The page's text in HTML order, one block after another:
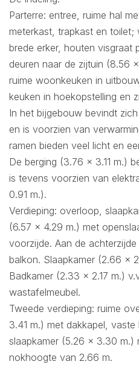
Parterre: entree, ruime hal
meterkast, trapkast en toilet;
brede erker, houten visgraat
deuren naar de zijtuin (8.56
ruime woonkeuken in
keuken in hoekopstelling en
In het bijgebouw bevindt
en is voorzien van
ramen bieden veel licht en
De berging (3.76 x 3.11 m.)
is tevens voorzien van
0.91 m.).
Verdieping: overloop,
(6.57 x 4.29 m.) met
voorzijde. Aan de
balkon. Slaapkamer (2.66 x
Badkamer (2.33 x 2.17 m.)
wastafelmeubel.
Tweede verdieping: ruime
3.41 m.) met dakkapel,
slaapkamer (5.26 x 3.30 m.)
nokhoogte van 2.66 m.